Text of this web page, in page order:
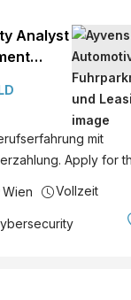
Analyst
Date
und
mit
Apply for
Wien Vollzeit